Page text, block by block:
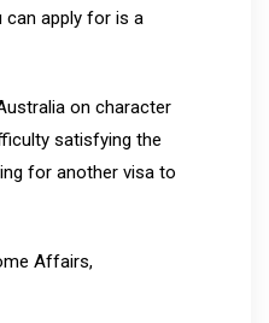
can apply for is a
on character
satisfying the
for another visa to
Affairs,